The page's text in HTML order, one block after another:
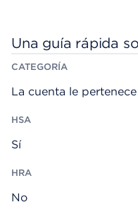
Una guía rápida
A
E
O
R
A
S
R
S
La cuenta le
Sí
No